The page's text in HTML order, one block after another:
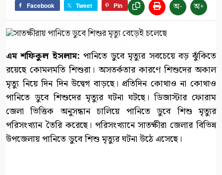
Facebook Tweet Pin অ- অ+
এম শফিকুল ইসলাম: পানিতে ডুবে মৃত্যুর সবচেয়ে বড় ঝুঁকিতে
রয়েছে কোমলমতি শিশুরা। অসতর্কতার কারণে শিশুদের অকাল
মৃত্যু নিয়ে দিন দিন উদ্বেগ বাড়ছে। প্রতিদিন কোথাও না কোথাও
পানিতে ডুবে শিশুদের মৃত্যুর ঘটনা ঘটছে। ডিজাস্টার ফোরাম
জেলা ভিত্তিক অনুসন্ধান চালিয়ে পানিতে ডুবে শিশু মৃত্যুর
পরিসংখ্যান তৈরি করেছে। পরিসংখ্যানে সাতক্ষীরা জেলার বিভিন্ন
উপজেলায় পানিতে ডুবে শিশু মৃত্যুর ঘটনা উঠে এসেছে।